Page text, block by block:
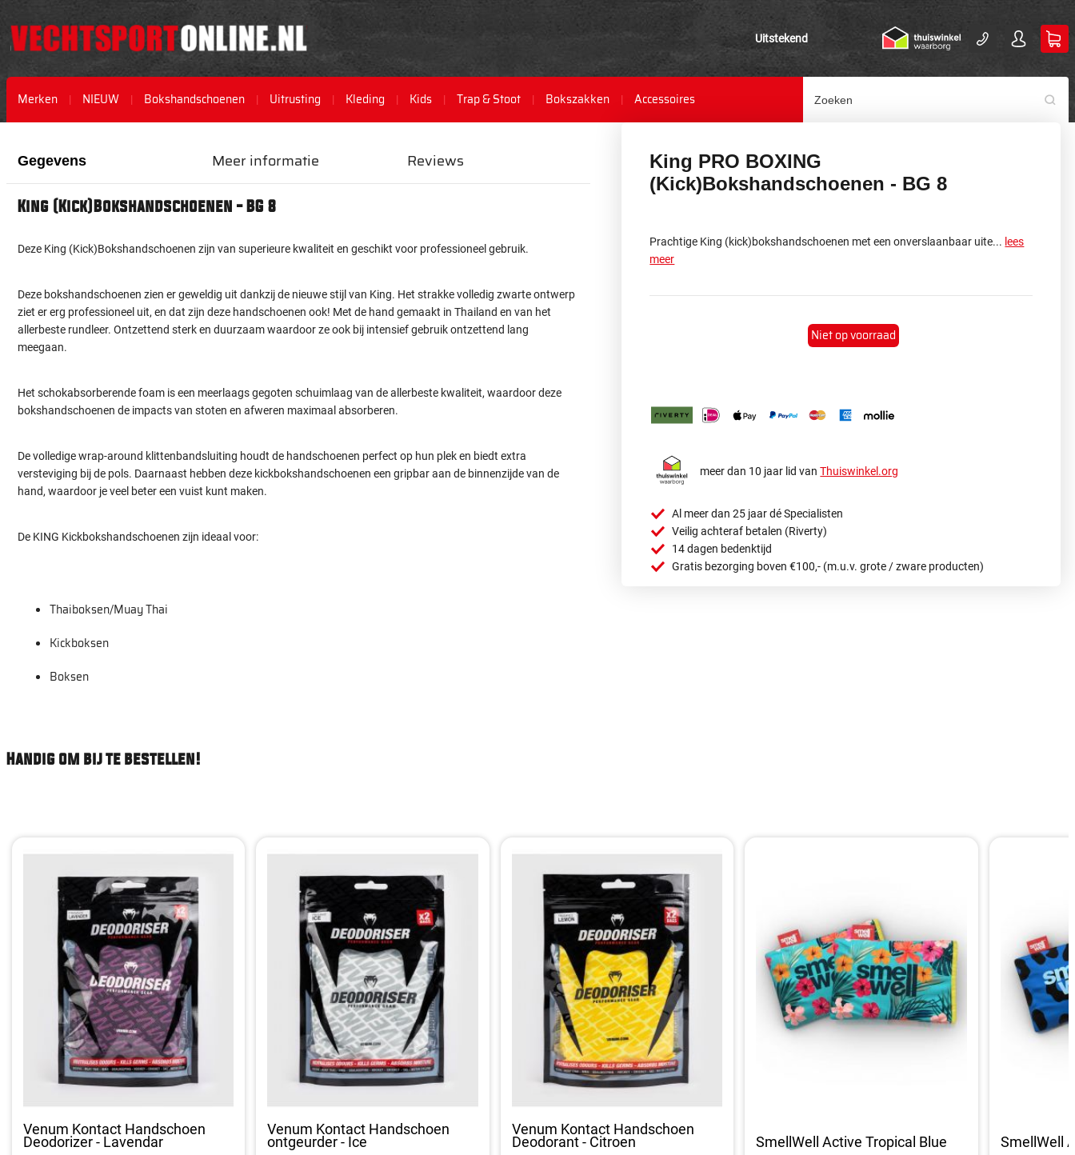
Uitstekend
Merken NIEUW Bokshandschoenen Uitrusting Kleding Kids Trap & Stoot Bokszakken Accessoires
het
van
gallerij
het
van
gallerij
King PRO BOXING
(Kick)Bokshandschoenen - BG 8
Prachtige King (kick)bokshandschoenen met een onverslaanbaar uite... lees
meer
Niet op voorraad
meer dan 10 jaar lid vanThuiswinkel.org
Al meer dan 25 jaar dé Specialisten
Veilig achteraf betalen (Riverty)
14 dagen bedenktijd
Gratis bezorging boven €100,- (m.u.v. grote / zware producten)
Gegevens
King (Kick)Bokshandschoenen - BG 8
Deze King (Kick)Bokshandschoenen zijn van superieure kwaliteit en geschikt voor professioneel gebruik.
Deze bokshandschoenen zien er geweldig uit dankzij de nieuwe stijl van King. Het strakke volledig zwarte ontwerp
ziet er erg professioneel uit, en dat zijn deze handschoenen ook! Met de hand gemaakt in Thailand en van het
allerbeste rundleer. Ontzettend sterk en duurzaam waardoor ze ook bij intensief gebruik ontzettend lang
meegaan.
Het schokabsorberende foam is een meerlaags gegoten schuimlaag van de allerbeste kwaliteit, waardoor deze
bokshandschoenen de impacts van stoten en afweren maximaal absorberen.
De volledige wrap-around klittenbandsluiting houdt de handschoenen perfect op hun plek en biedt extra
versteviging bij de pols. Daarnaast hebben deze kickbokshandschoenen een gripbar aan de binnenzijde van de
hand, waardoor je veel beter een vuist kunt maken.
De KING Kickbokshandschoenen zijn ideaal voor:
Thaiboksen/Muay Thai
Kickboksen
Boksen
Meer informatie Reviews
Handig om bij te bestellen!
Venum Kontact Handschoen
Deodorizer - Lavendar
Venum Kontact Handschoen
ontgeurder - Ice
Venum Kontact Handschoen
Deodorant - Citroen SmellWell Active Tropical Blue SmellWell